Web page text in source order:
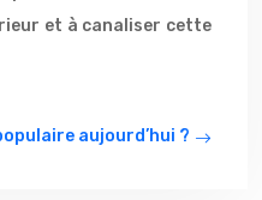
et à canaliser cette
aujourd’hui ?